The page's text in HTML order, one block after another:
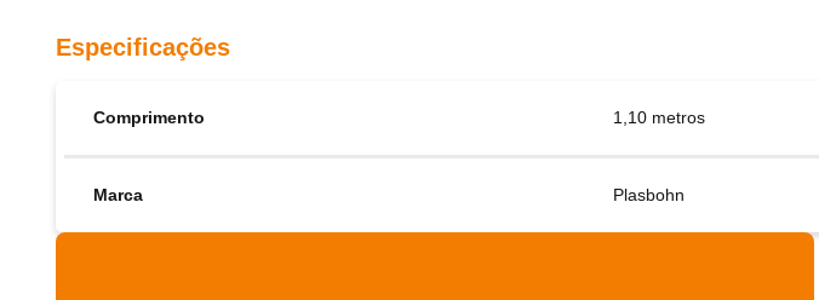
Especificações
Comprimento 1,10 metros
Marca Plasbohn